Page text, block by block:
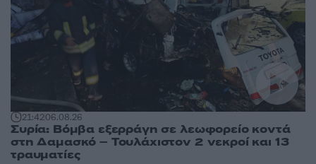
21:4206.08.26
Συρία: Βόμβα εξερράγη σε λεωφορείο κοντά
στη Δαμασκό – Τουλάχιστον 2 νεκροί και 13
τραυματίες